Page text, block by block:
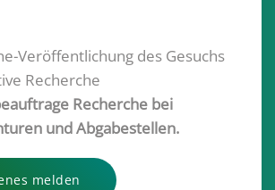
Veröffentlichung des Gesuchs
Recherche
Recherche bei
und Abgabestellen.
melden